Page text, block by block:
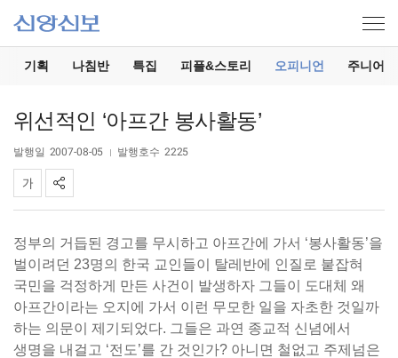
기획 나침반 특집 피플&스토리 오피니언 주니어
위선적인 ‘아프간 봉사활동’
발행일 2007-08-05 발행호수 2225
정부의 거듭된 경고를 무시하고 아프간에 가서 ‘봉사활동’을
벌이려던 23명의 한국 교인들이 탈레반에 인질로 붙잡혀
국민을 걱정하게 만든 사건이 발생하자 그들이 도대체 왜
아프간이라는 오지에 가서 이런 무모한 일을 자초한 것일까
하는 의문이 제기되었다. 그들은 과연 종교적 신념에서
생명을 내걸고 ‘전도’를 간 것인가? 아니면 철없고 주제넘은